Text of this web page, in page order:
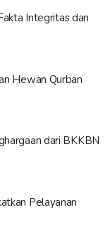
Integritas dan
Hewan Qurban
dari BKKBN
Pelayanan